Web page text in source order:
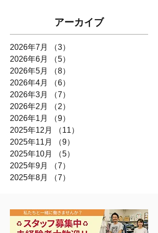
アーカイブ
2026年7月 （3）
2026年6月
（5）
2026年5月
（8）
2026年4月
（6）
2026年3月
（7）
2026年2月
（2）
2026年1月
（9）
2025年12月
（11）
2025年11月
（9）
2025年10月
（5）
2025年9月
（7）
2025年8月
（7）